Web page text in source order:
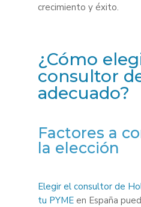
crecimiento y éxito.
¿Cómo
consultor
adecuado?
Factores a
la elección
Elegir el consultor de
tu PYMEen España